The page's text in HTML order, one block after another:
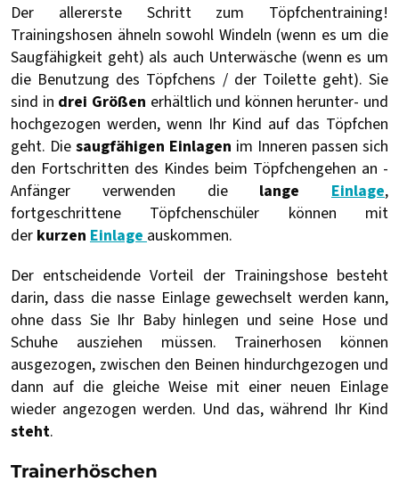
Der allererste Schritt zum Töpfchentraining!
Trainingshosen ähneln sowohl Windeln (wenn es um die
Saugfähigkeit geht) als auch Unterwäsche (wenn es um
die Benutzung des Töpfchens / der Toilette geht). Sie
sind in drei Größen erhältlich und können herunter- und
hochgezogen werden, wenn Ihr Kind auf das Töpfchen
geht. Die saugfähigen Einlagen im Inneren passen sich
den Fortschritten des Kindes beim Töpfchengehen an -
Anfänger verwenden die lange Einlage,
fortgeschrittene Töpfchenschüler können mit
der kurzen Einlage auskommen.
Der entscheidende Vorteil der Trainingshose besteht
darin, dass die nasse Einlage gewechselt werden kann,
ohne dass Sie Ihr Baby hinlegen und seine Hose und
Schuhe ausziehen müssen. Trainerhosen können
ausgezogen, zwischen den Beinen hindurchgezogen und
dann auf die gleiche Weise mit einer neuen Einlage
wieder angezogen werden. Und das, während Ihr Kind
steht.
Trainerhöschen